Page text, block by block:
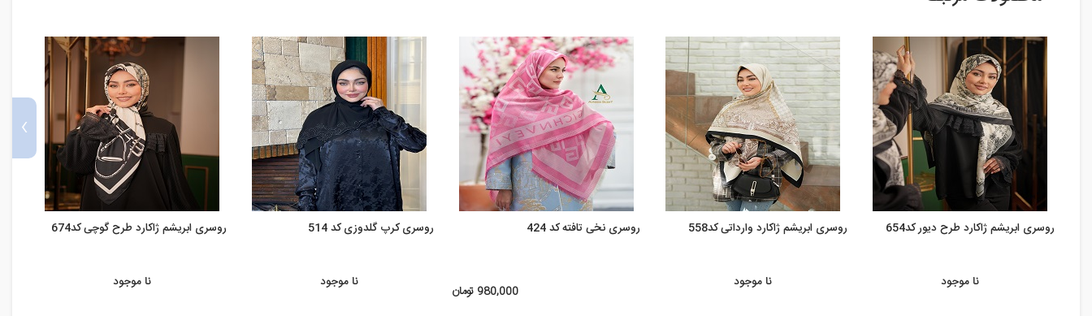
روسری ابریشم ژاکارد طرح دیور کد654
نا موجود
روسری ابریشم ژاکارد وارداتی کد558
نا موجود
روسری نخی تافته کد 424
980,000 تومان
روسری کرپ گلدوزی کد 514
نا موجود
روسری ابریشم ژاکارد طرح گوچی کد674
نا موجود
›